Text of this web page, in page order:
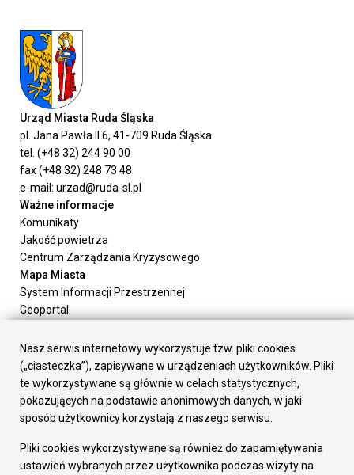
Urząd Miasta Ruda Śląska
pl. Jana Pawła II 6, 41-709 Ruda Śląska
tel. (+48 32) 244 90 00
fax (+48 32) 248 73 48
e-mail: urzad@ruda-sl.pl
Ważne informacje
Komunikaty
Jakość powietrza
Centrum Zarządzania Kryzysowego
Mapa Miasta
System Informacji Przestrzennej
Geoportal
Załatw sprawę
Prezydent Miasta
Rada Miasta
Wydziały
Elektroniczna Skrzynka Podawcza
Gospodarka
Fundusze europejskie
Nasz serwis internetowy wykorzystuje tzw. pliki cookies
(„ciasteczka”), zapisywane w urządzeniach użytkowników. Pliki
te wykorzystywane są głównie w celach statystycznych,
pokazujących na podstawie anonimowych danych, w jaki
sposób użytkownicy korzystają z naszego serwisu.
Pliki cookies wykorzystywane są również do zapamiętywania
ustawień wybranych przez użytkownika podczas wizyty na